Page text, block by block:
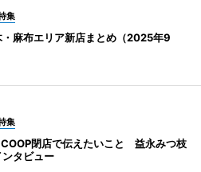
集
・麻布エリア新店まとめ（2025年9
集
閉店で伝えたいこと 益永みつ枝
ンタビュー